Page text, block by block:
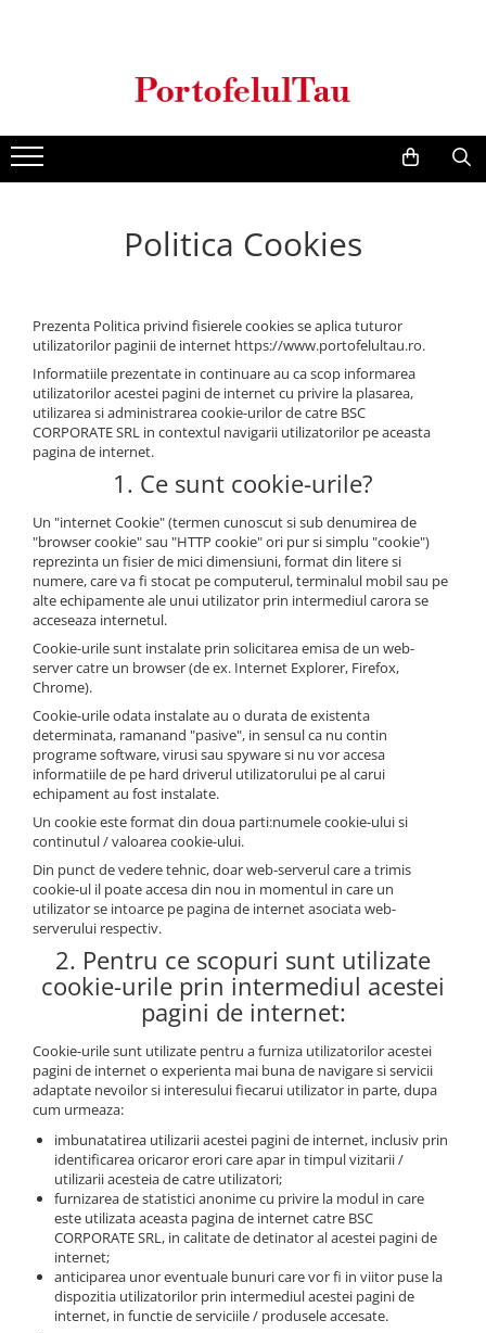
Clutch / Posete Plic
Genti Casual
Genti multifunctionale mamici
Rucsacuri Barbati
Ghiozdane
Curele Barbati
Genti Barbati de Umar
Cadouri pentru femei
Borsete Dama
Politica Cookies
Prezenta Politica privind fisierele cookies se aplica tuturor
utilizatorilor paginii de internet https://www.portofelultau.ro.
Informatiile prezentate in continuare au ca scop informarea
utilizatorilor acestei pagini de internet cu privire la plasarea,
utilizarea si administrarea cookie-urilor de catre BSC
CORPORATE SRL in contextul navigarii utilizatorilor pe aceasta
pagina de internet.
1. Ce sunt cookie-urile?
Un "internet Cookie" (termen cunoscut si sub denumirea de
"browser cookie" sau "HTTP cookie" ori pur si simplu "cookie")
reprezinta un fisier de mici dimensiuni, format din litere si
numere, care va fi stocat pe computerul, terminalul mobil sau pe
alte echipamente ale unui utilizator prin intermediul carora se
acceseaza internetul.
Cookie-urile sunt instalate prin solicitarea emisa de un web-
server catre un browser (de ex. Internet Explorer, Firefox,
Chrome).
Cookie-urile odata instalate au o durata de existenta
determinata, ramanand "pasive", in sensul ca nu contin
programe software, virusi sau spyware si nu vor accesa
informatiile de pe hard driverul utilizatorului pe al carui
echipament au fost instalate.
Un cookie este format din doua parti:numele cookie-ului si
continutul / valoarea cookie-ului.
Din punct de vedere tehnic, doar web-serverul care a trimis
cookie-ul il poate accesa din nou in momentul in care un
utilizator se intoarce pe pagina de internet asociata web-
serverului respectiv.
2. Pentru ce scopuri sunt utilizate
cookie-urile prin intermediul acestei
pagini de internet:
Cookie-urile sunt utilizate pentru a furniza utilizatorilor acestei
pagini de internet o experienta mai buna de navigare si servicii
adaptate nevoilor si interesului fiecarui utilizator in parte, dupa
cum urmeaza:
imbunatatirea utilizarii acestei pagini de internet, inclusiv prin
identificarea oricaror erori care apar in timpul vizitarii /
utilizarii acesteia de catre utilizatori;
furnizarea de statistici anonime cu privire la modul in care
este utilizata aceasta pagina de internet catre BSC
CORPORATE SRL, in calitate de detinator al acestei pagini de
internet;
anticiparea unor eventuale bunuri care vor fi in viitor puse la
dispozitia utilizatorilor prin intermediul acestei pagini de
internet, in functie de serviciile / produsele accesate.